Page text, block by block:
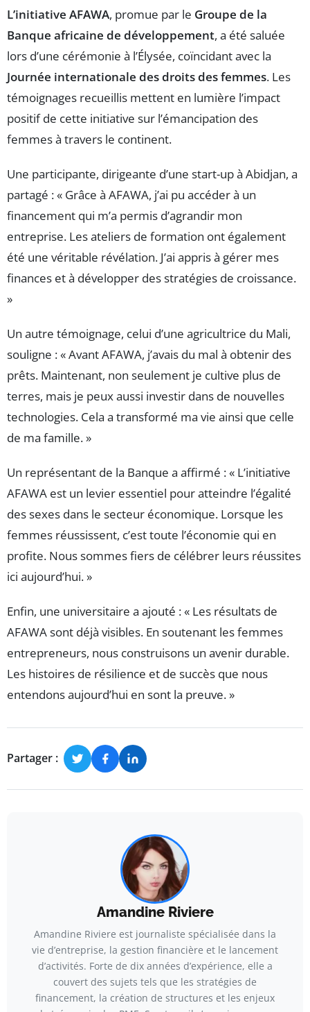
L’initiative AFAWA, promue par le Groupe de la
Banque africaine de développement, a été saluée
lors d’une cérémonie à l’Élysée, coïncidant avec la
Journée internationale des droits des femmes. Les
témoignages recueillis mettent en lumière l’impact
positif de cette initiative sur l’émancipation des
femmes à travers le continent.
Une participante, dirigeante d’une start-up à Abidjan, a
partagé : « Grâce à AFAWA, j’ai pu accéder à un
financement qui m’a permis d’agrandir mon
entreprise. Les ateliers de formation ont également
été une véritable révélation. J’ai appris à gérer mes
finances et à développer des stratégies de croissance.
»
Un autre témoignage, celui d’une agricultrice du Mali,
souligne : « Avant AFAWA, j’avais du mal à obtenir des
prêts. Maintenant, non seulement je cultive plus de
terres, mais je peux aussi investir dans de nouvelles
technologies. Cela a transformé ma vie ainsi que celle
de ma famille. »
Un représentant de la Banque a affirmé : « L’initiative
AFAWA est un levier essentiel pour atteindre l’égalité
des sexes dans le secteur économique. Lorsque les
femmes réussissent, c’est toute l’économie qui en
profite. Nous sommes fiers de célébrer leurs réussites
ici aujourd’hui. »
Enfin, une universitaire a ajouté : « Les résultats de
AFAWA sont déjà visibles. En soutenant les femmes
entrepreneurs, nous construisons un avenir durable.
Les histoires de résilience et de succès que nous
entendons aujourd’hui en sont la preuve. »
Partager :
Amandine Riviere
Amandine Riviere est journaliste spécialisée dans la
vie d’entreprise, la gestion financière et le lancement
d’activités. Forte de dix années d’expérience, elle a
couvert des sujets tels que les stratégies de
financement, la création de structures et les enjeux